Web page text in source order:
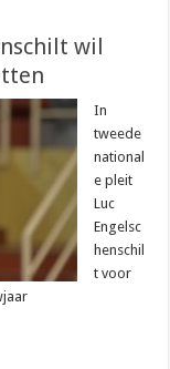
wil
In
tweede
national
e pleit
Luc
Engelsc
henschil
t voor